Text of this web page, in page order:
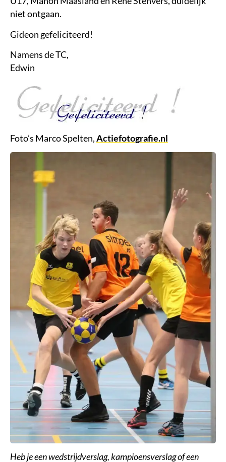
niet ontgaan.
Gideon gefeliciteerd!
Namens de TC,
Edwin
Foto’s Marco Spelten,Actiefotografie.nl
Heb je een wedstrijdverslag, kampioensverslag of een